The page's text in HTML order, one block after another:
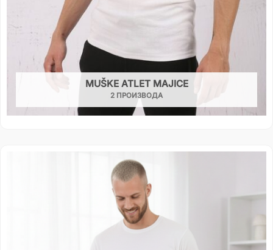
MUŠKE ATLET MAJICE
2 ПРОИЗВОДА